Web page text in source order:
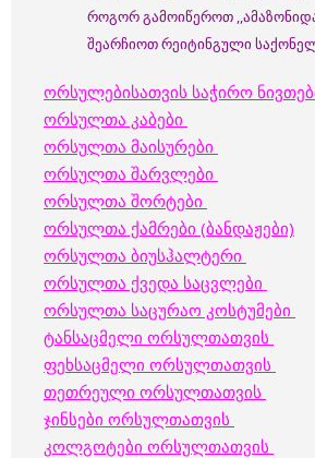
როგორ გამოიწეროთ
შეარჩიოთ რეიტინგული
ორსულებისათვის საჭირო
ორსულთა კაბები
ორსულთა მაისურები
ორსულთა შარვლები
ორსულთა შორტები
ორსულთა ქამრები (ბანდაჟები)
ორსულთა ბიუსჰალტერი
ორსულთა ქვედა საცვლები
ორსულთა საცურაო კოსტუმები
ტანსაცმელი ორსულთათვის
ფეხსაცმელი ორსულთათვის
თეთრეული ორსულთათვის
ჯინსები ორსულთათვის
კოლგოტები ორსულთათვის